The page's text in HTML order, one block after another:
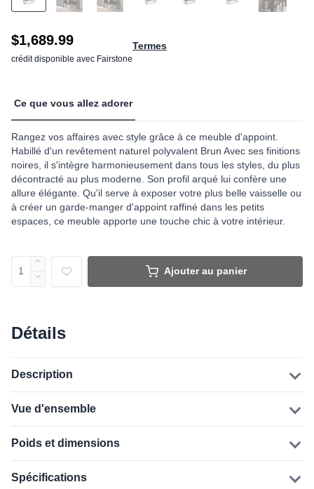
$1,689.99
crédit disponible avec Fairstone
Termes
Ce que vous allez adorer
Rangez vos affaires avec style grâce à ce meuble d'appoint.
Habillé d'un revêtement naturel polyvalent Brun Avec ses finitions
noires, il s'intègre harmonieusement dans tous les styles, du plus
décontracté au plus moderne. Son profil arqué lui confère une
allure élégante. Qu'il serve à exposer votre plus belle vaisselle ou
à créer un garde-manger d'appoint raffiné dans les petits
espaces, ce meuble apporte une touche chic à votre intérieur.
Ajouter au panier
Détails
Description
Vue d'ensemble
Poids et dimensions
Spécifications